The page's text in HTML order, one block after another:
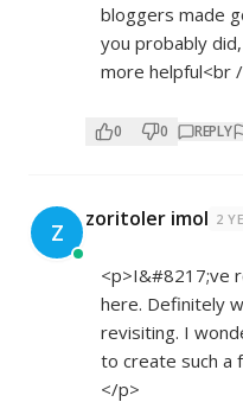
bloggers made
you probably
more helpful<br
0 0 REPLY
Z zoritoler imol 2
<p>I&#8217;ve
here. Definitely
revisiting. I
to create such a
</p>